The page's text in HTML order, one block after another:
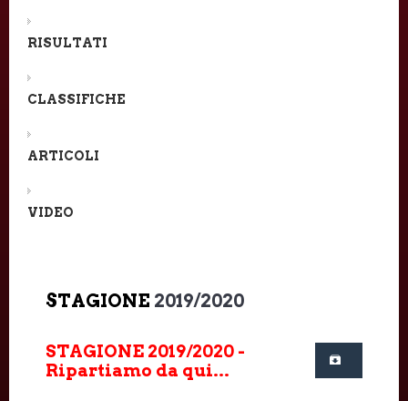
RISULTATI
CLASSIFICHE
ARTICOLI
VIDEO
STAGIONE 2019/2020
STAGIONE 2019/2020 -
Ripartiamo da qui...